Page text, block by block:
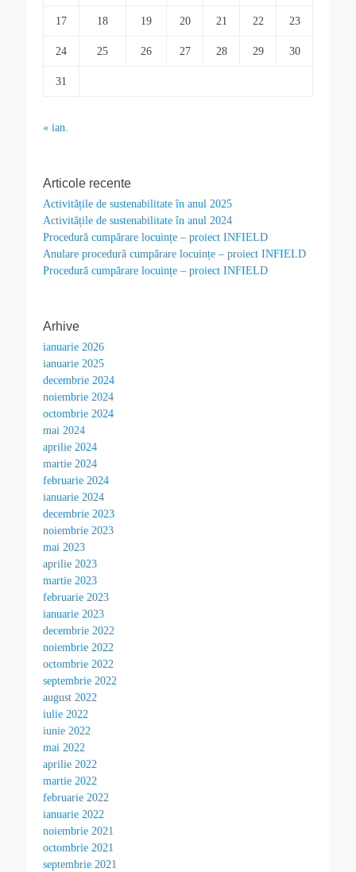
17 18 19 20 21 22 23
24 25 26 27 28 29 30
31
« ian.
Articole recente
Activitățile de sustenabilitate în anul 2025
Activitățile de sustenabilitate în anul 2024
Procedură cumpărare locuințe – proiect INFIELD
Anulare procedură cumpărare locuințe – proiect INFIELD
Procedură cumpărare locuințe – proiect INFIELD
Arhive
ianuarie 2026
ianuarie 2025
decembrie 2024
noiembrie 2024
octombrie 2024
mai 2024
aprilie 2024
martie 2024
februarie 2024
ianuarie 2024
decembrie 2023
noiembrie 2023
mai 2023
aprilie 2023
martie 2023
februarie 2023
ianuarie 2023
decembrie 2022
noiembrie 2022
octombrie 2022
septembrie 2022
august 2022
iulie 2022
iunie 2022
mai 2022
aprilie 2022
martie 2022
februarie 2022
ianuarie 2022
noiembrie 2021
octombrie 2021
septembrie 2021